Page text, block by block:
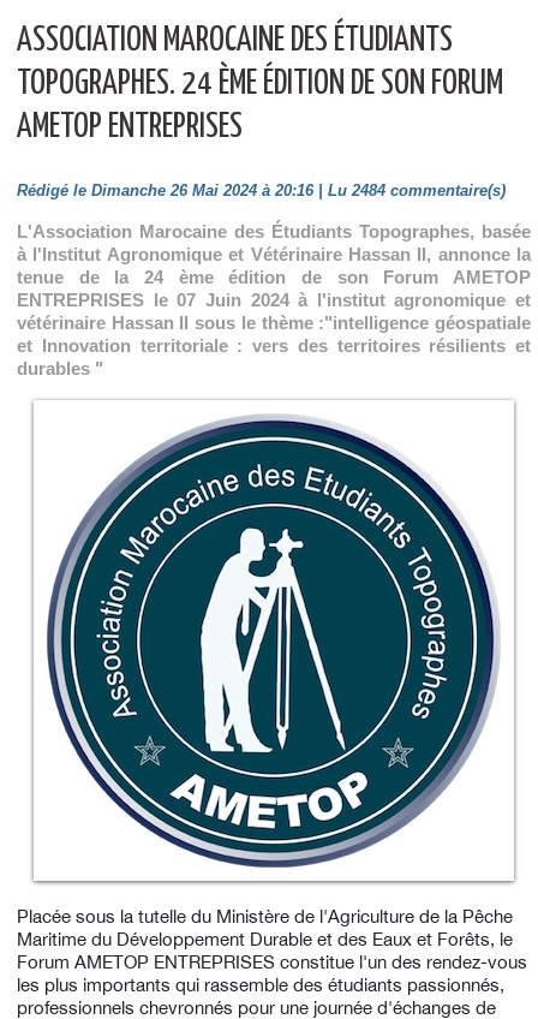
ASSOCIATION MAROCAINE DES ÉTUDIANTS
TOPOGRAPHES. 24 ÈME ÉDITION DE SON FORUM
AMETOP ENTREPRISES
Rédigé le Dimanche 26 Mai 2024 à 20:16 | Lu 2484 commentaire(s)
L'Association Marocaine des Étudiants Topographes, basée
à l'Institut Agronomique et Vétérinaire Hassan II, annonce la
tenue de la 24 ème édition de son Forum AMETOP
ENTREPRISES le 07 Juin 2024 à l'institut agronomique et
vétérinaire Hassan II sous le thème :"intelligence géospatiale
et Innovation territoriale : vers des territoires résilients et
durables "
Placée sous la tutelle du Ministère de l'Agriculture de la Pêche
Maritime du Développement Durable et des Eaux et Forêts, le
Forum AMETOP ENTREPRISES constitue l'un des rendez-vous
les plus importants qui rassemble des étudiants passionnés,
professionnels chevronnés pour une journée d'échanges de